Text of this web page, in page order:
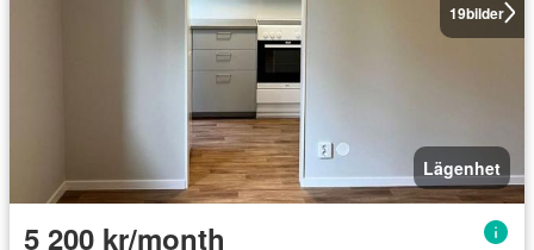
19bilder
Lägenhet
5 200 kr/month